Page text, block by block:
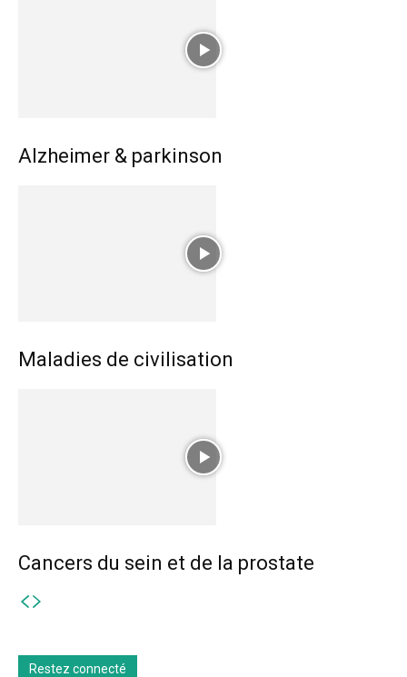
Alzheimer & parkinson
Maladies de civilisation
Cancers du sein et de la prostate
Restez connecté